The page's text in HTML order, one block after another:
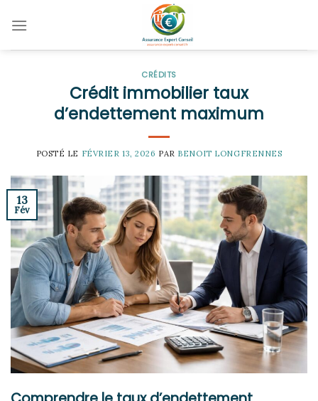
CRÉDITS
Crédit immobilier taux
d’endettement maximum
POSTÉ LE FÉVRIER 13, 2026 PAR BENOIT LONGFRENNES
13
Fév